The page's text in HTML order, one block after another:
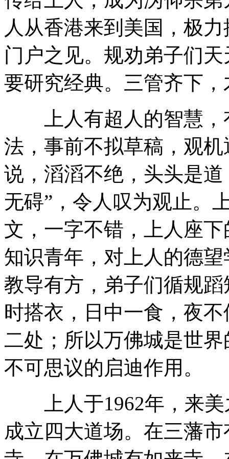
人从香港来到美国，极
门户之见。规劝弟子们
要研究经典。三管齐下
上人有超人的智慧，
法，事前不拟草稿，观
说，滔滔不绝，头头是
无碍”，令人叹为观止。
文，一字不错，上人座
知识青年，对上人的德
教导有方，弟子们循规
时搭衣，日中一食，夜
二处；所以万佛城是世
不可思议的启迪作用。
上人于1962年，来美
成立四大道场。在三藩